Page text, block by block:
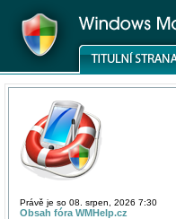
Právě je so 08. srpen, 2026 7:30
Obsah fóra WMHelp.cz